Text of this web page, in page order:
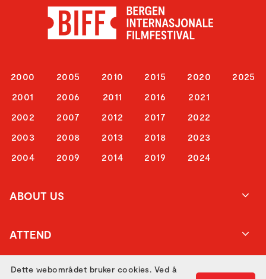
2000
2001
2002
2003
2004
2005
2006
2007
2008
2009
2010
2011
2012
2013
2014
2015
2016
2017
2018
2019
2020
2021
2022
2023
2024
2025
ABOUT US
ATTEND
GET IN TOUCH
Dette webområdet bruker cookies. Ved å